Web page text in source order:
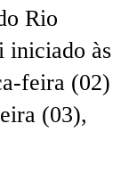
Rio
iniciado às
feira (02)
(03),